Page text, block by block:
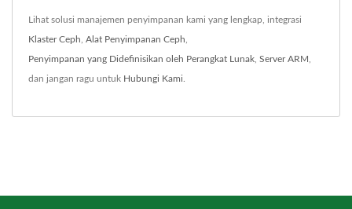
Lihat solusi manajemen penyimpanan kami yang lengkap, integrasi
Klaster Ceph Alat Penyimpanan Ceph
Penyimpanan yang Didefinisikan oleh Perangkat Lunak Server ARM
dan jangan ragu untuk Hubungi Kami